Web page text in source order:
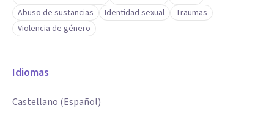
Abuso de sustancias
Identidad sexual
Traumas
Violencia de género
Idiomas
Castellano (Español)